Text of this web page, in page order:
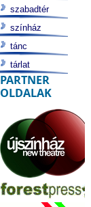
szabadtér
színház
tánc
tárlat
PARTNER
OLDALAK